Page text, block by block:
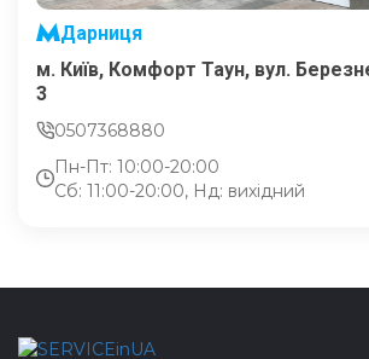
Дарниця
м. Київ, Комфорт Таун, вул.
3
0507368880
Пн-Пт: 10:00-20:00
Сб: 11:00-20:00, Нд: вихідний